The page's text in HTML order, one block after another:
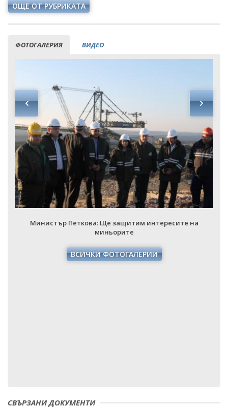
ОЩЕ ОТ РУБРИКАТА
ФОТОГАЛЕРИЯ ВИДЕО
Министър Петкова: Ще защитим интересите на
миньорите
ВСИЧКИ ФОТОГАЛЕРИИ
СВЪРЗАНИ ДОКУМЕНТИ